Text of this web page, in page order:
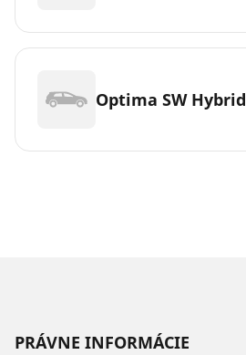
Optima SW Hybrid
PRÁVNE INFORMÁCIE